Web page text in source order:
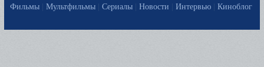
Фильмы
Мультфильмы Сериалы Новости Интервью Киноблог